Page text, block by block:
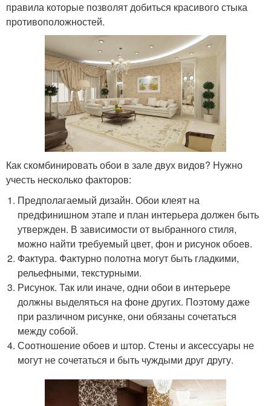
правила которые позволят добиться красивого стыка
противоположностей.
Как скомбинировать обои в зале двух видов? Нужно
учесть несколько факторов:
Предполагаемый дизайн. Обои клеят на
предфинишном этапе и план интерьера должен быть
утвержден. В зависимости от выбранного стиля,
можно найти требуемый цвет, фон и рисунок обоев.
Фактура. Фактурно полотна могут быть гладкими,
рельефными, текстурными.
Рисунок. Так или иначе, одни обои в интерьере
должны выделяться на фоне других. Поэтому даже
при различном рисунке, они обязаны сочетаться
между собой.
Соотношение обоев и штор. Стены и аксессуары не
могут не сочетаться и быть чуждыми друг другу.